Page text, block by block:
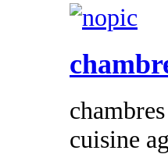
cuisine